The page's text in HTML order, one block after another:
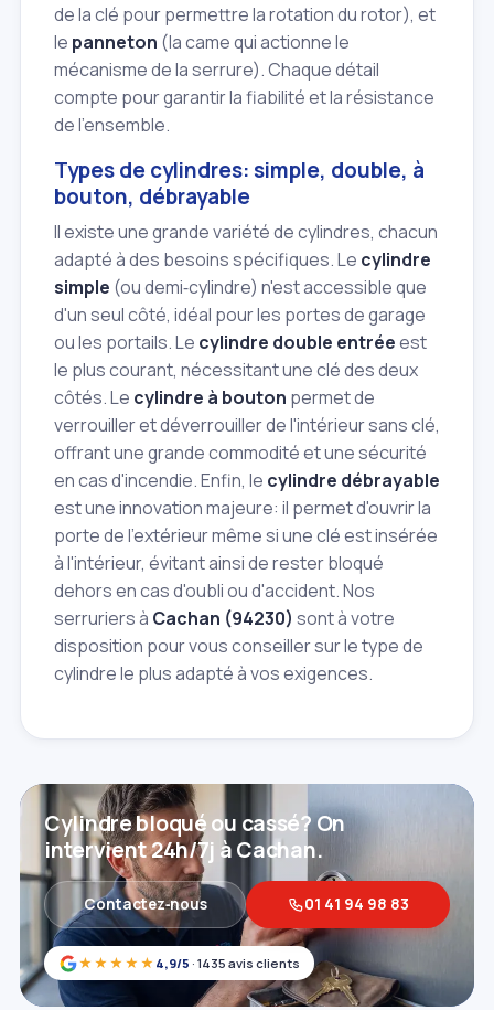
de la clé pour permettre la rotation du rotor), et
le panneton (la came qui actionne le
mécanisme de la serrure). Chaque détail
compte pour garantir la fiabilité et la résistance
de l'ensemble.
Types de cylindres: simple, double, à
bouton, débrayable
Il existe une grande variété de cylindres, chacun
adapté à des besoins spécifiques. Le cylindre
simple (ou demi‑cylindre) n'est accessible que
d'un seul côté, idéal pour les portes de garage
ou les portails. Le cylindre double entréeest
le plus courant, nécessitant une clé des deux
côtés. Le cylindre à bouton permet de
verrouiller et déverrouiller de l'intérieur sans clé,
offrant une grande commodité et une sécurité
en cas d'incendie. Enfin, le cylindre débrayable
est une innovation majeure: il permet d'ouvrir la
porte de l'extérieur même si une clé est insérée
à l'intérieur, évitant ainsi de rester bloqué
dehors en cas d'oubli ou d'accident. Nos
serruriers à Cachan (94230) sont à votre
disposition pour vous conseiller sur le type de
cylindre le plus adapté à vos exigences.
★★★★★ 4,9/5 · 1435 avis clients
Cylindre bloqué ou cassé? On
intervient 24h/7j à Cachan.
Contactez‑nous 01 41 94 98 83